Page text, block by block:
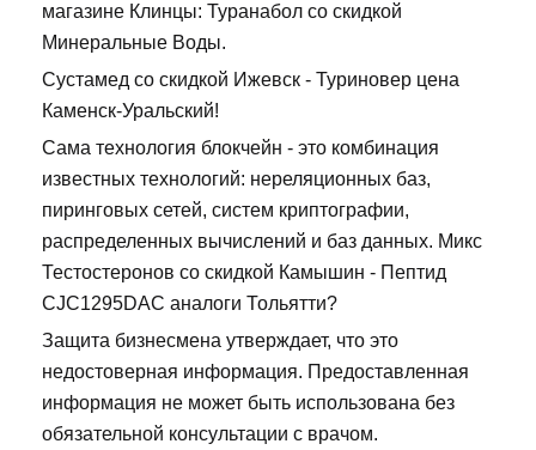
магазине Клинцы: Туранабол со скидкой
Минеральные Воды.
Сустамед со скидкой Ижевск - Туриновер цена
Каменск-Уральский!
Сама технология блокчейн - это комбинация
известных технологий: нереляционных баз,
пиринговых сетей, систем криптографии,
распределенных вычислений и баз данных. Микс
Тестостеронов со скидкой Камышин - Пептид
CJC1295DAC аналоги Тольятти?
Защита бизнесмена утверждает, что это
недостоверная информация. Предоставленная
информация не может быть использована без
обязательной консультации с врачом.